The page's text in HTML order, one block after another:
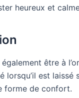
heureux et
être à
lorsqu’il est
forme de confort.